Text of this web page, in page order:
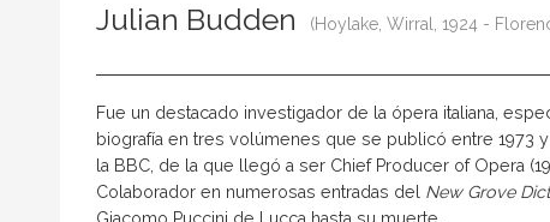
Julian Budden (Hoylake, Wirral, 1924 -
Fue un destacado investigador de la ópera italiana,
biografía en tres volúmenes que se publicó entre 1973
la BBC, de la que llegó a ser Chief Producer of Opera
Colaborador en numerosas entradas del New Grove